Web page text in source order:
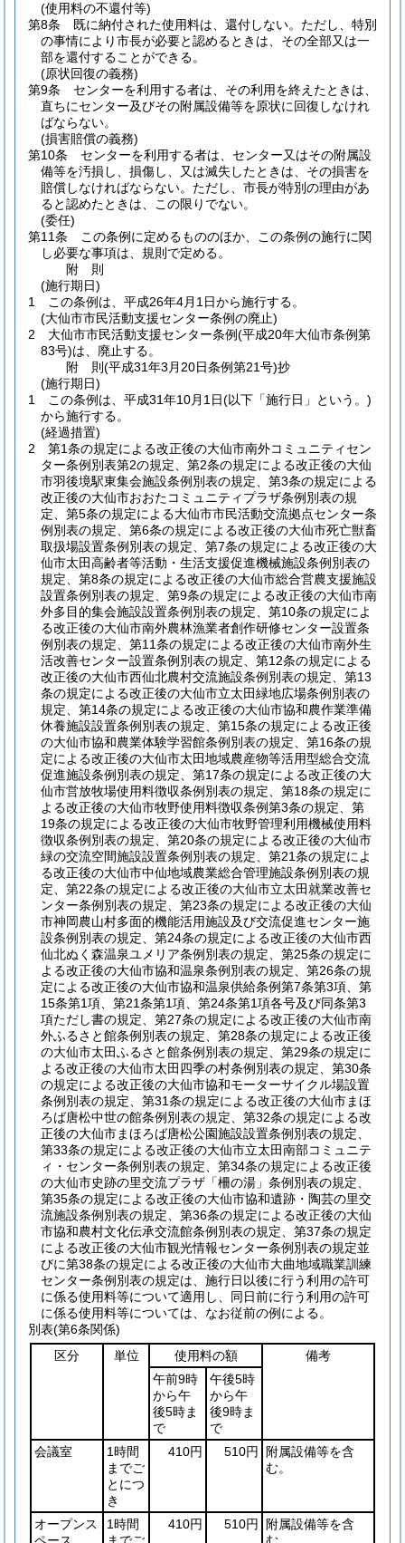
(使用料の不還付等)
第8条
既に納付された使用料は、還付しない。 ただし、特別
の事情により市長が必要と認めるときは、その全部又は一
部を還付することができる。
(原状回復の義務)
第9条
センターを利用する者は、その利用を終えたときは、
直ちにセンター及びその附属設備等を原状に回復しなけれ
ばならない。
(損害賠償の義務)
第10条
センターを利用する者は、センター又はその附属設
備等を汚損し、損傷し、又は滅失したときは、その損害を
賠償しなければならない。 ただし、市長が特別の理由があ
ると認めたときは、この限りでない。
(委任)
第11条
この条例に定めるもののほか、この条例の施行に関
し必要な事項は、規則で定める。
附 則
(施行期日)
1
この条例は、平成26年4月1日から施行する。
(大仙市市民活動支援センター条例の廃止)
2
大仙市市民活動支援センター条例(平成20年大仙市条例第
83号)は、廃止する。
附 則(平成31年3月20日条例第21号)抄
(施行期日)
1
この条例は、平成31年10月1日(以下「施行日」という。)
から施行する。
(経過措置)
2
第1条の規定による改正後の大仙市南外コミュニティセン
ター条例別表第2の規定、第2条の規定による改正後の大仙
市羽後境駅東集会施設条例別表の規定、第3条の規定による
改正後の大仙市おおたコミュニティプラザ条例別表の規
定、第5条の規定による大仙市市民活動交流拠点センター条
例別表の規定、第6条の規定による改正後の大仙市死亡獣畜
取扱場設置条例別表の規定、第7条の規定による改正後の大
仙市太田高齢者等活動・生活支援促進機械施設条例別表の
規定、第8条の規定による改正後の大仙市総合営農支援施設
設置条例別表の規定、第9条の規定による改正後の大仙市南
外多目的集会施設設置条例別表の規定、第10条の規定によ
る改正後の大仙市南外農林漁業者創作研修センター設置条
例別表の規定、第11条の規定による改正後の大仙市南外生
活改善センター設置条例別表の規定、第12条の規定による
改正後の大仙市西仙北農村交流施設条例別表の規定、第13
条の規定による改正後の大仙市立太田緑地広場条例別表の
規定、第14条の規定による改正後の大仙市協和農作業準備
休養施設設置条例別表の規定、第15条の規定による改正後
の大仙市協和農業体験学習館条例別表の規定、第16条の規
定による改正後の大仙市太田地域農産物等活用型総合交流
促進施設条例別表の規定、第17条の規定による改正後の大
仙市営放牧場使用料徴収条例別表の規定、第18条の規定に
よる改正後の大仙市牧野使用料徴収条例第3条の規定、第
19条の規定による改正後の大仙市牧野管理利用機械使用料
徴収条例別表の規定、第20条の規定による改正後の大仙市
緑の交流空間施設設置条例別表の規定、第21条の規定によ
る改正後の大仙市中仙地域農業総合管理施設条例別表の規
定、第22条の規定による改正後の大仙市立太田就業改善セ
ンター条例別表の規定、第23条の規定による改正後の大仙
市神岡農山村多面的機能活用施設及び交流促進センター施
設条例別表の規定、第24条の規定による改正後の大仙市西
仙北ぬく森温泉ユメリア条例別表の規定、第25条の規定に
よる改正後の大仙市協和温泉条例別表の規定、第26条の規
定による改正後の大仙市協和温泉供給条例第7条第3項、第
15条第1項、第21条第1項、第24条第1項各号及び同条第3
項ただし書の規定、第27条の規定による改正後の大仙市南
外ふるさと館条例別表の規定、第28条の規定による改正後
の大仙市太田ふるさと館条例別表の規定、第29条の規定に
よる改正後の大仙市太田四季の村条例別表の規定、第30条
の規定による改正後の大仙市協和モーターサイクル場設置
条例別表の規定、第31条の規定による改正後の大仙市まほ
ろば唐松中世の館条例別表の規定、第32条の規定による改
正後の大仙市まほろば唐松公園施設設置条例別表の規定、
第33条の規定による改正後の大仙市立太田南部コミュニテ
ィ・センター条例別表の規定、第34条の規定による改正後
の大仙市史跡の里交流プラザ「柵の湯」条例別表の規定、
第35条の規定による改正後の大仙市協和遺跡・陶芸の里交
流施設条例別表の規定、第36条の規定による改正後の大仙
市協和農村文化伝承交流館条例別表の規定、第37条の規定
による改正後の大仙市観光情報センター条例別表の規定並
びに第38条の規定による改正後の大仙市大曲地域職業訓練
センター条例別表の規定は、施行日以後に行う利用の許可
に係る使用料等について適用し、同日前に行う利用の許可
に係る使用料等については、なお従前の例による。
別表(第6条関係)
区分
単位 使用料の額
備考
午前9時
から午
後5時ま
で
午後5時
から午
後9時ま
で
会議室
1時間
までご
とにつ
き
410円 510円
附属設備等を含
む。
オープンス
1時間
410円 510円
附属設備等を含